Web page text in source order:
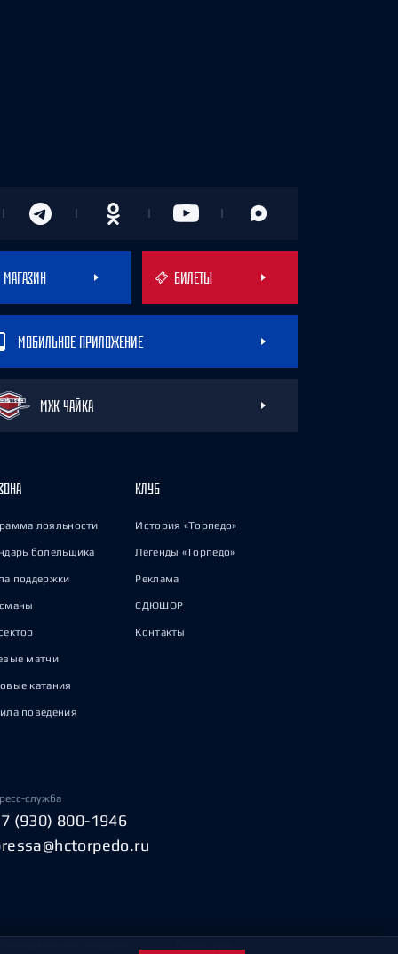
МАГАЗИН БИЛЕТЫ
МОБИЛЬНОЕ ПРИЛОЖЕНИЕ
МХК ЧАЙКА
лояльности
болельщика
поддержки
матчи
катания
поведения
КЛУБ
История «Торпедо»
Легенды «Торпедо»
Реклама
СДЮШОР
Контакты
служба
(930) 800-1946